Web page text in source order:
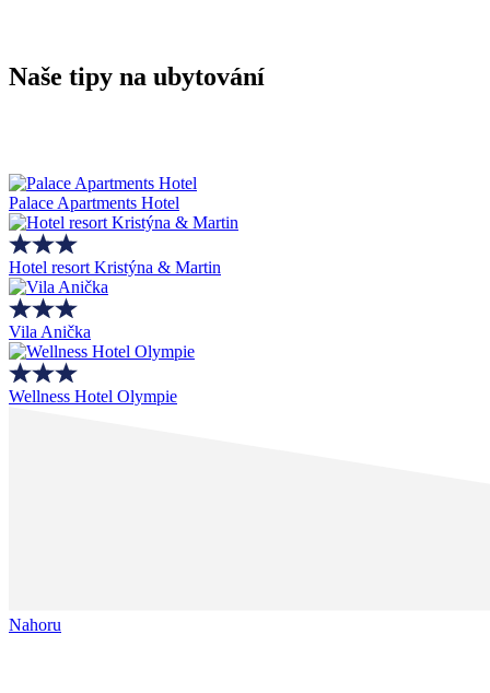
Naše tipy na ubytování
Palace Apartments Hotel
Hotel resort Kristýna & Martin
Vila Anička
Wellness Hotel Olympie
Nahoru